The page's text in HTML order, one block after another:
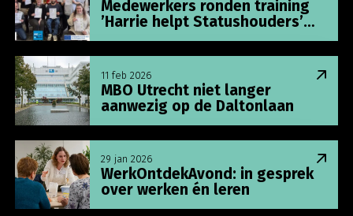
Medewerkers ronden training
’Harrie helpt Statushouders’
succesvol af!
MBO Utrecht niet langer
aanwezig op de Daltonlaan
11 feb 2026
Lees meer over MBO Utrecht niet langer
WerkOntdekAvond: in gesprek
over werken én leren
29 jan 2026
Lees meer over WerkOntdekAvond: in gesprek